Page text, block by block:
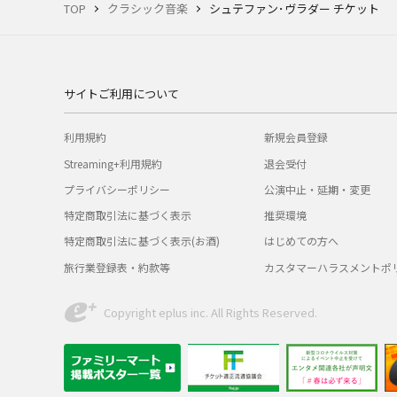
TOP クラシック音楽 シュテファン･ヴラダー チケット
サイトご利用について
利用規約
Streaming+利用規約
プライバシーポリシー
特定商取引法に基づく表示
特定商取引法に基づく表示(お酒)
旅行業登録表・約款等
新規会員登録
退会受付
公演中止・延期・変更
推奨環境
はじめての方へ
カスタマーハラスメントポ
Copyright eplus inc. All Rights Reserved.